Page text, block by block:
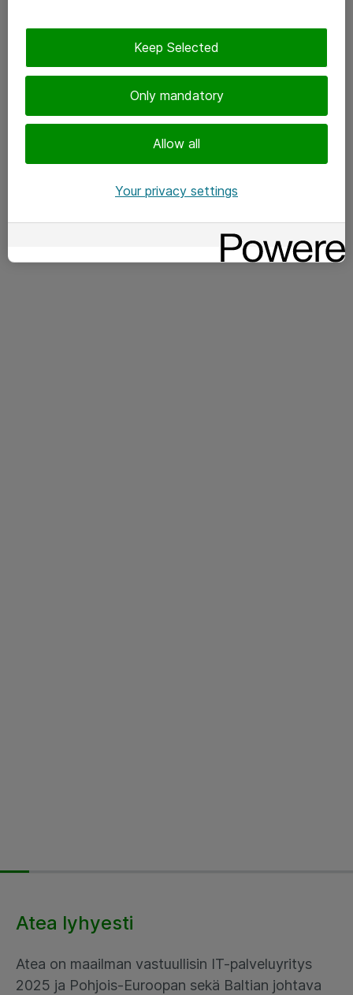
TIETOVERKOT
NaaS-ratkaisu tukee Valamis Groupin
globaalia kasvua
Atea lyhyesti
Atea on maailman vastuullisin IT-palveluyritys
2025 ja Pohjois-Euroopan sekä Baltian johtava
Only mandatory
Allow all
Keep Selected
Your privacy settings